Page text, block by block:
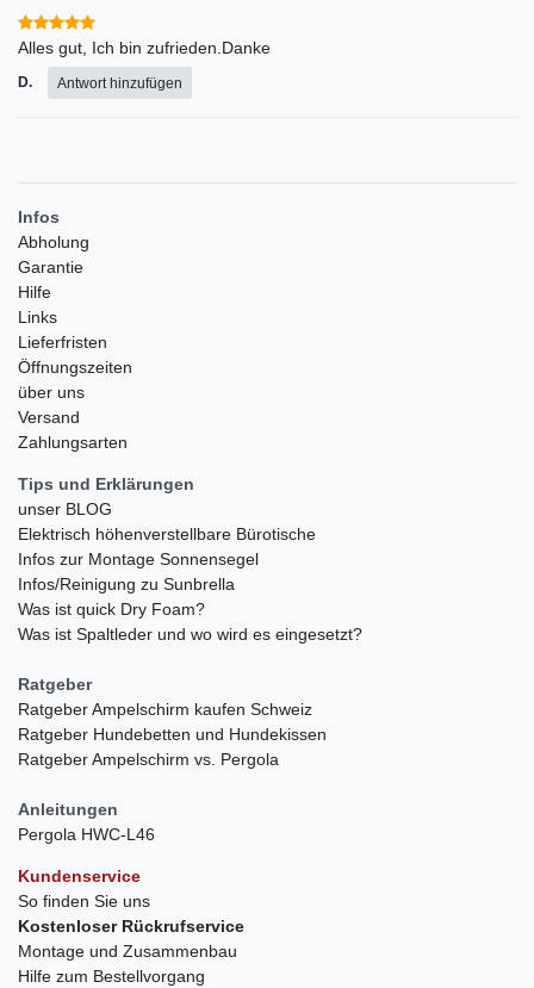
Alles gut, Ich bin zufrieden.Danke
D. Antwort hinzufügen
Infos
Abholung
Garantie
Hilfe
Links
Lieferfristen
Öffnungszeiten
über uns
Versand
Zahlungsarten
Tips und Erklärungen
unser BLOG
Elektrisch höhenverstellbare Bürotische
Infos zur Montage Sonnensegel
Infos/Reinigung zu Sunbrella
Was ist quick Dry Foam?
Was ist Spaltleder und wo wird es eingesetzt?
Ratgeber
Ratgeber Ampelschirm kaufen Schweiz
Ratgeber Hundebetten und Hundekissen
Ratgeber Ampelschirm vs. Pergola
Anleitungen
Pergola HWC-L46
Kundenservice
So finden Sie uns
Kostenloser Rückrufservice
Montage und Zusammenbau
Hilfe zum Bestellvorgang